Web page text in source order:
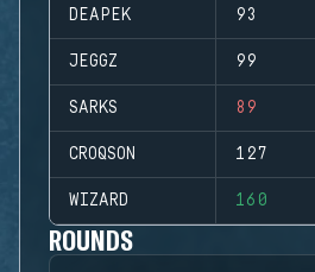
DEAPEK 93
JEGGZ 99
SARKS 89
CROQSON 127
WIZARD 160
ROUNDS